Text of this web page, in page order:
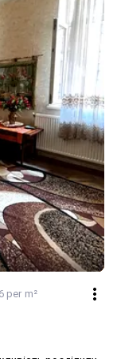
per m²